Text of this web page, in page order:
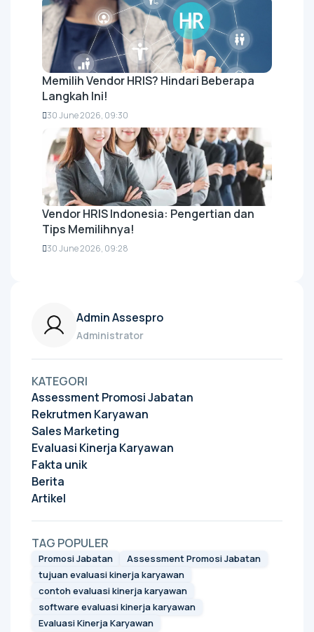
Memilih Vendor HRIS? Hindari Beberapa
Langkah Ini!
30 June 2026, 09:30
Vendor HRIS Indonesia: Pengertian dan
Tips Memilihnya!
30 June 2026, 09:28
Admin Assespro
Administrator
KATEGORI
Assessment Promosi Jabatan
Rekrutmen Karyawan
Sales Marketing
Evaluasi Kinerja Karyawan
Fakta unik
Berita
Artikel
TAG POPULER
Promosi Jabatan
Assessment Promosi Jabatan
tujuan evaluasi kinerja karyawan
contoh evaluasi kinerja karyawan
software evaluasi kinerja karyawan
Evaluasi Kinerja Karyawan